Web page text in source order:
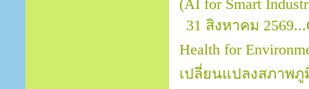
(AI for Smart
31 สิงหาคม
Health for
เปลี่ยนแปลงสภาพ